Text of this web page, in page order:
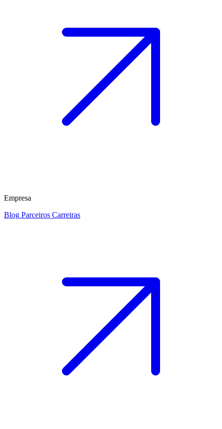
Empresa
Blog Parceiros Carreiras